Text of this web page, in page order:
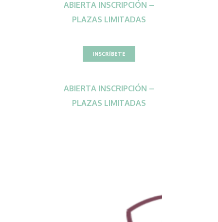
ABIERTA INSCRIPCIÓN –
PLAZAS LIMITADAS
INSCRÍBETE
ABIERTA INSCRIPCIÓN –
PLAZAS LIMITADAS